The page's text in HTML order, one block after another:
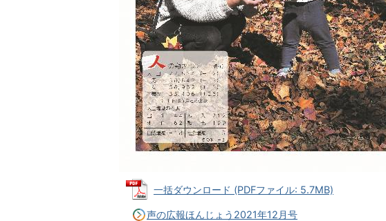
一括ダウンロード (PDFファイル: 5.7MB)
声の広報ほんじょう2021年12月号